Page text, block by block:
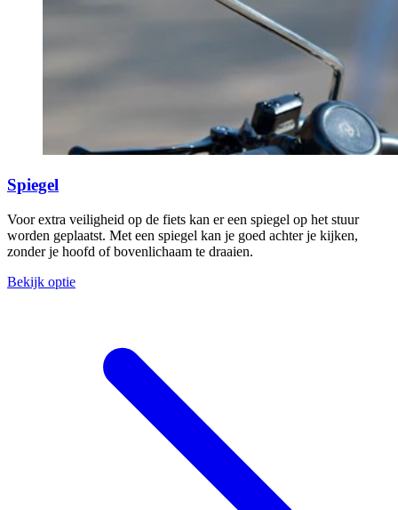
Spiegel
Voor extra veiligheid op de fiets kan er een spiegel op het stuur
worden geplaatst. Met een spiegel kan je goed achter je kijken,
zonder je hoofd of bovenlichaam te draaien.
Bekijk optie